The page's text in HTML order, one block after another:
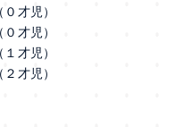
才児）
才児）
才児）
才児）